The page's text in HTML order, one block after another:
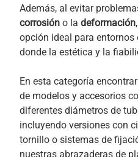
Además, al evitar
corrosión o la deformación
opción ideal para
donde la estética y la
En esta categoría
de modelos y accesorios
diferentes diámetros de
incluyendo versiones con
tornillo o sistemas de
nuestras abrazaderas de